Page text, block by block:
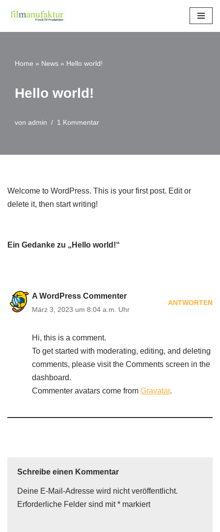
Home » News » Hello world!
Hello world!
von admin 1 Kommentar
Welcome to WordPress. This is your first post. Edit or
delete it, then start writing!
Ein Gedanke zu „Hello world!“
A WordPress Commenter
März 3, 2023 um 8:04 a.m. Uhr
ANTWORTEN
Hi, this is a comment.
To get started with moderating, editing, and deleting
comments, please visit the Comments screen in the
dashboard.
Commenter avatars come from Gravatar.
Schreibe einen Kommentar
Deine E-Mail-Adresse wird nicht veröffentlicht.
Erforderliche Felder sind mit* markiert